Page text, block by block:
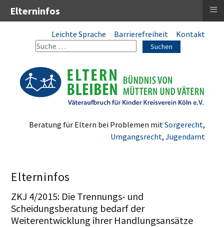
Leichte Sprache Barrierefreiheit Kontakt
Suchen
Beratung für Eltern bei Problemen mit Sorgerecht,
Umgangsrecht, Jugendamt
Elterninfos
ZKJ 4/2015: Die Trennungs- und
Scheidungsberatung bedarf der
Weiterentwicklung ihrer Handlungsansätze
Elterninfos ≡